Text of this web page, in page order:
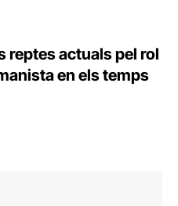
reptes actuals pel rol
en els temps